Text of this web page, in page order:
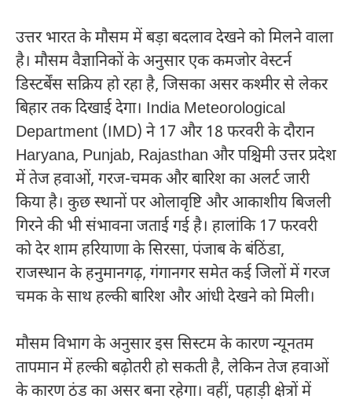
उत्तर भारत के मौसम में बड़ा बदलाव देखने को मिलने वाला
है। मौसम वैज्ञानिकों के अनुसार एक कमजोर वेस्टर्न
डिस्टर्बेंस सक्रिय हो रहा है, जिसका असर कश्मीर से लेकर
बिहार तक दिखाई देगा। India Meteorological
Department (IMD) ने 17 और 18 फरवरी के दौरान
Haryana, Punjab, Rajasthan और पश्चिमी उत्तर प्रदेश
में तेज हवाओं, गरज-चमक और बारिश का अलर्ट जारी
किया है। कुछ स्थानों पर ओलावृष्टि और आकाशीय बिजली
गिरने की भी संभावना जताई गई है। हालांकि 17 फरवरी
को देर शाम हरियाणा के सिरसा, पंजाब के बंठिंडा,
राजस्थान के हनुमानगढ़, गंगानगर समेत कई जिलों में गरज
चमक के साथ हल्की बारिश और आंधी देखने को मिली।
मौसम विभाग के अनुसार इस सिस्टम के कारण न्यूनतम
तापमान में हल्की बढ़ोतरी हो सकती है, लेकिन तेज हवाओं
के कारण ठंड का असर बना रहेगा। वहीं, पहाड़ी क्षेत्रों में